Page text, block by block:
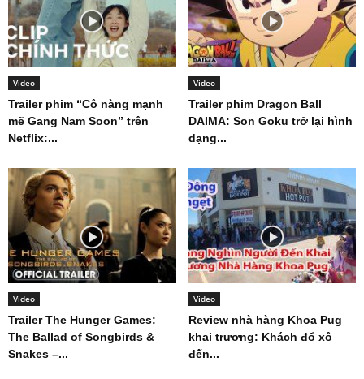
Video
Trailer phim “Cô nàng mạnh
mẽ Gang Nam Soon” trên
Netflix:...
Video
Trailer phim Dragon Ball
DAIMA: Son Goku trở lại hình
dạng...
Video
Trailer The Hunger Games:
The Ballad of Songbirds &
Snakes –...
Video
Review nhà hàng Khoa Pug
khai trương: Khách đổ xô
đến...